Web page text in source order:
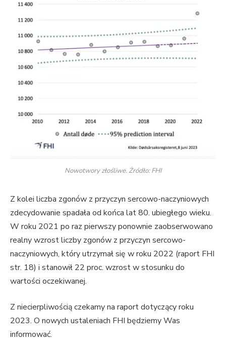
Nowotwory złośliwe. Żródło: FHI
Z kolei liczba zgonów z przyczyn sercowo-naczyniowych
zdecydowanie spadała od końca lat 80. ubiegłego wieku.
W roku 2021 po raz pierwszy ponownie zaobserwowano
realny wzrost liczby zgonów z przyczyn sercowo-
naczyniowych, który utrzymał się w roku 2022 (raport FHI
str. 18) i stanowił 22 proc. wzrost w stosunku do
wartości oczekiwanej.
Z niecierpliwością czekamy na raport dotyczący roku
2023. O nowych ustaleniach FHI będziemy Was
informować.